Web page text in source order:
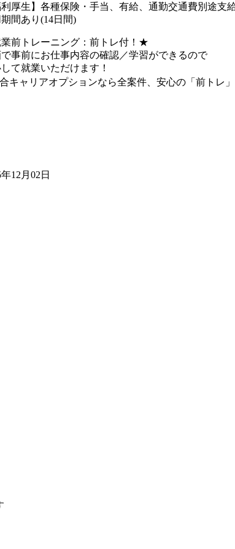
利厚生】各種保険・手当、有給、通勤交通費別
間あり(14日間)
前トレーニング：前トレ付！★
事前にお仕事内容の確認／学習ができるので
て就業いただけます！
キャリアオプションなら全案件、安心の「前トレ
12月02日